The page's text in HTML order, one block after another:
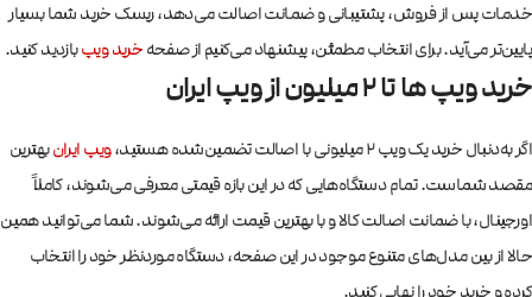
خدمات پس از فروش، پشتیبانی و ضمانت اصالت می‌دهد، ریسک خرید شما بسیار
پایین‌تر می‌آید. برای انتخاب مطمئن، پیشنهاد می‌کنیم از صفحهخرید ویپبازدید کنید.
خرید ویپ ها تا 2 میلیون از ویپ ایران
اگر به‌دنبال خرید یک ویپ ۲ میلیونی با اصالت تضمین‌شده هستید، ویپ ایرانبهترین
مقصد شماست. تمام دستگاه‌هایی که در این بازه قیمتی معرفی می‌شوند، کاملاً
اورجینال، با ضمانت اصالت کالا و با بهترین قیمت ارائه می‌شوند. شما می‌توانید همین
حالا از بین مدل‌های متنوع موجود در این صفحه، دستگاه موردنظر خود را انتخاب
کرده و خرید خود را نهایی کنید.